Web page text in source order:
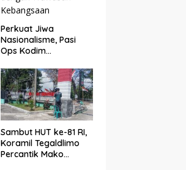
Perkuat Jiwa
Nasionalisme, Pasi
Ops Kodim
Bekali Calon
Paskibraka 2026
dengan Wawasan
Kebangsaan
Sambut HUT ke-81 RI,
Koramil Tegaldlimo
Percantik Mako